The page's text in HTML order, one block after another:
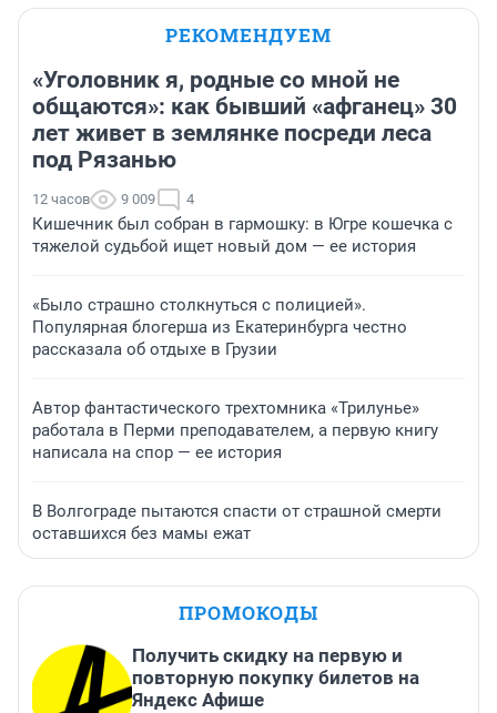
РЕКОМЕНДУЕМ
«Уголовник я, родные со мной не
общаются»: как бывший «афганец» 30
лет живет в землянке посреди леса
под Рязанью
12 часов 9 009 4
Кишечник был собран в гармошку: в Югре кошечка с
тяжелой судьбой ищет новый дом — ее история
«Было страшно столкнуться с полицией».
Популярная блогерша из Екатеринбурга честно
рассказала об отдыхе в Грузии
Автор фантастического трехтомника «Трилунье»
работала в Перми преподавателем, а первую книгу
написала на спор — ее история
В Волгограде пытаются спасти от страшной смерти
оставшихся без мамы ежат
ПРОМОКОДЫ
Получить скидку на первую и
повторную покупку билетов на
Яндекс Афише